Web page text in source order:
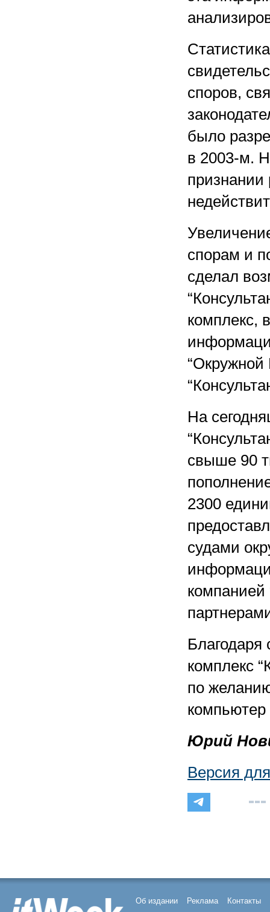
споров,
было
в 2003-м.
признании
спорам и
сделал
комплекс,
“Окружной
На
свыше 90
2300
судами
компанией
комплекс
по
компьютер
Юрий
Версия
Об издании Реклама Контакты